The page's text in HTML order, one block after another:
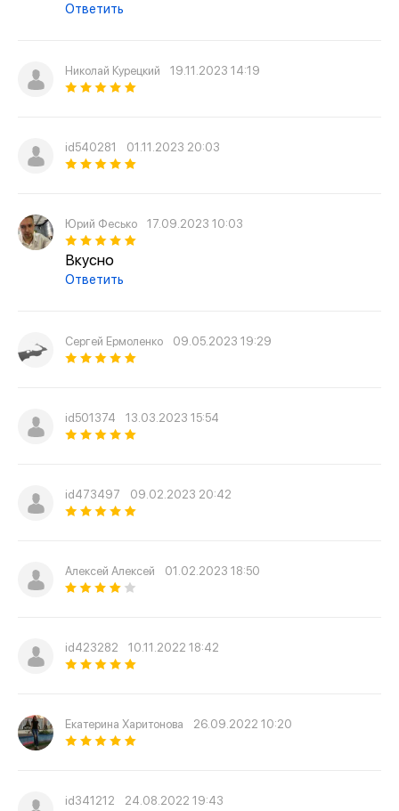
Ответить
Николай Курецкий 19.11.2023 14:19
id540281 01.11.2023 20:03
Юрий Фесько 17.09.2023 10:03
Вкусно
Ответить
Сергей Ермоленко 09.05.2023 19:29
id501374 13.03.2023 15:54
id473497 09.02.2023 20:42
Алексей Алексей 01.02.2023 18:50
id423282 10.11.2022 18:42
Екатерина Харитонова 26.09.2022 10:20
id341212 24.08.2022 19:43